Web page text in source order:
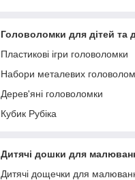
Головоломки для дітей та
Пластикові ігри головоломки
Набори металевих
Дерев'яні головоломки
Кубик Рубіка
Дитячі дошки для
Дитячі дощечки для